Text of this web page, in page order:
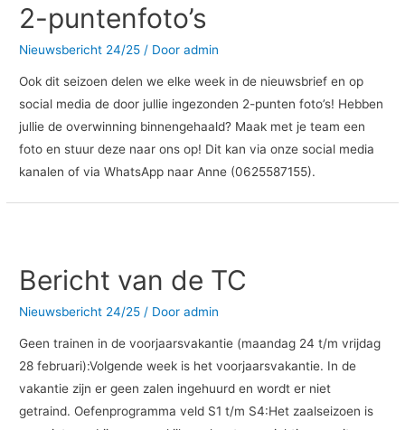
2-puntenfoto’s
Nieuwsbericht 24/25 / Dooradmin
Ook dit seizoen delen we elke week in de nieuwsbrief en op
social media de door jullie ingezonden 2-punten foto’s! Hebben
jullie de overwinning binnengehaald? Maak met je team een
foto en stuur deze naar ons op! Dit kan via onze social media
kanalen of via WhatsApp naar Anne (0625587155).
Bericht van de TC
Nieuwsbericht 24/25 / Dooradmin
Geen trainen in de voorjaarsvakantie (maandag 24 t/m vrijdag
28 februari):Volgende week is het voorjaarsvakantie. In de
vakantie zijn er geen zalen ingehuurd en wordt er niet
getraind. Oefenprogramma veld S1 t/m S4:Het zaalseizoen is
de